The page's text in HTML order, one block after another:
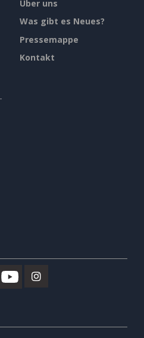
Über uns
Was gibt es Neues?
Pressemappe
Kontakt